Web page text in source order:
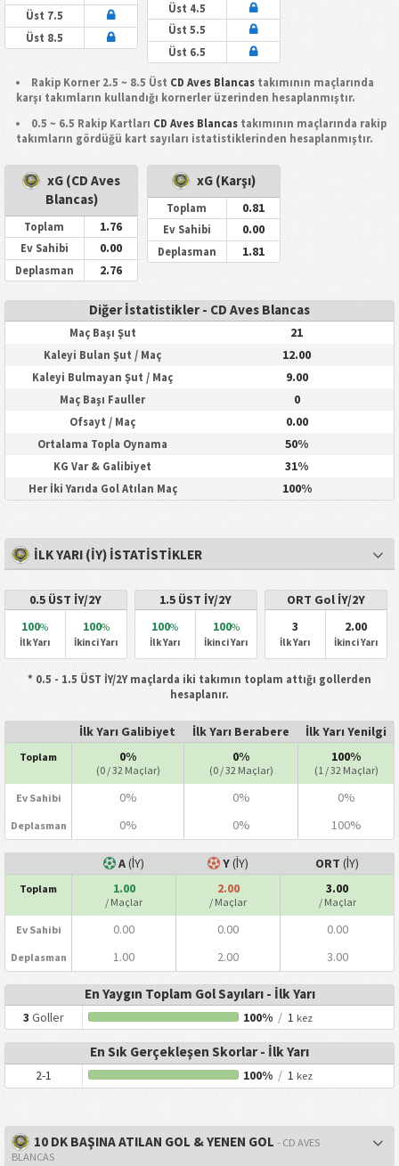
Üst 7.5
Üst 8.5
Üst 4.5
Üst 5.5
Üst 6.5
Rakip Korner 2.5 ~ 8.5 Üst CD Aves Blancas takımının maçlarında
karşı takımların kullandığı kornerler üzerinden hesaplanmıştır.
0.5 ~ 6.5 Rakip Kartları CD Aves Blancas takımının maçlarında rakip
takımların gördüğü kart sayıları istatistiklerinden hesaplanmıştır.
xG (CD Aves
Blancas)
Toplam 1.76
Ev Sahibi 0.00
Deplasman 2.76
xG (Karşı)
Toplam 0.81
Ev Sahibi 0.00
Deplasman 1.81
Diğer İstatistikler - CD Aves Blancas
Maç Başı Şut 21
Kaleyi Bulan Şut / Maç 12.00
Kaleyi Bulmayan Şut / Maç 9.00
Maç Başı Fauller 0
Ofsayt / Maç 0.00
Ortalama Topla Oynama 50%
KG Var & Galibiyet 31%
Her İki Yarıda Gol Atılan Maç 100%
İLK YARI (İY) İSTATISTIKLER
0.5 ÜST İY/2Y
100%
İlk Yarı
100%
İkinci Yarı
1.5 ÜST İY/2Y
100%
İlk Yarı
100%
İkinci Yarı
ORT Gol İY/2Y
3
İlk Yarı
2.00
İkinci Yarı
* 0.5 - 1.5 ÜST İY/2Y maçlarda iki takımın toplam attığı gollerden
hesaplanır.
İlk Yarı Galibiyet İlk Yarı Berabere İlk Yarı Yenilgi
Toplam 0%
(0 / 32 Maçlar)
0%
(0 / 32 Maçlar)
100%
(1 / 32 Maçlar)
Ev Sahibi 0% 0% 0%
Deplasman 0% 0% 100%
A(İY) Y(İY) ORT (İY)
Toplam 1.00
/ Maçlar
2.00
/ Maçlar
3.00
/ Maçlar
Ev Sahibi 0.00 0.00 0.00
Deplasman 1.00 2.00 3.00
En Yaygın Toplam Gol Sayıları - İlk Yarı
3Goller 100% / 1 kez
En Sık Gerçekleşen Skorlar - İlk Yarı
2-1 100% / 1 kez
10 DK BAŞINA ATILAN GOL & YENEN GOL - CD AVES
BLANCAS